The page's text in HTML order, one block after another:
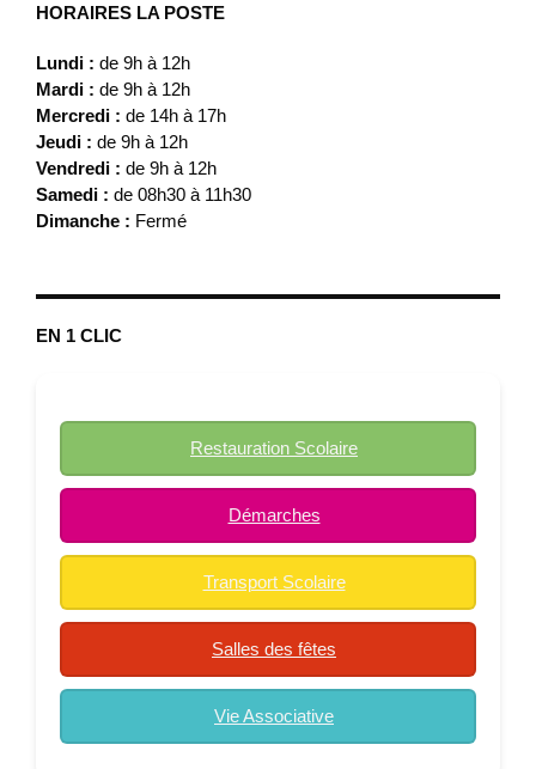
HORAIRES LA POSTE
Lundi : de 9h à 12h
Mardi : de 9h à 12h
Mercredi : de 14h à 17h
Jeudi : de 9h à 12h
Vendredi : de 9h à 12h
Samedi : de 08h30 à 11h30
Dimanche : Fermé
EN 1 CLIC
Restauration Scolaire
Démarches
Transport Scolaire
Salles des fêtes
Vie Associative